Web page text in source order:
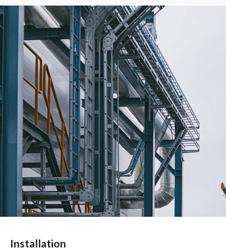
Installation